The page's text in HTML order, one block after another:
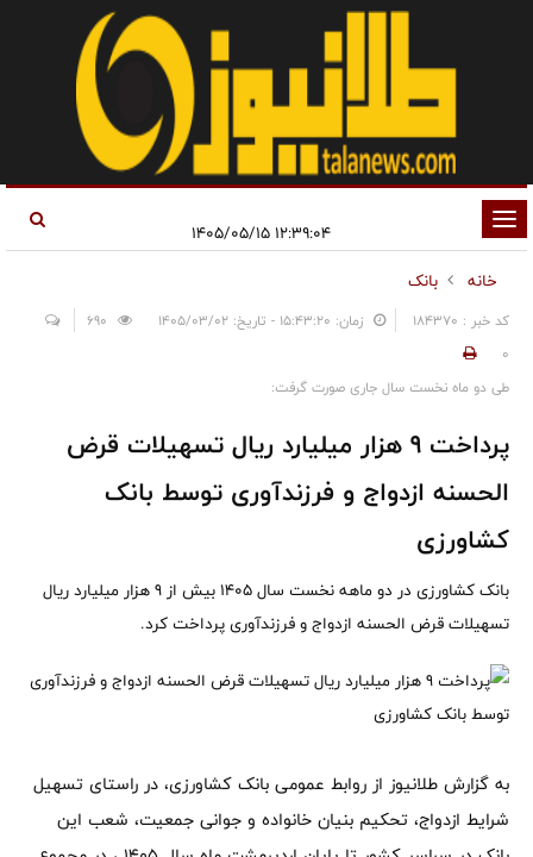
تغییر
وضعیت
ناوبری
خانه
بانک
کد خبر : 184370 زمان: ۱۵:۴۳:۲۰ - تاریخ: ۱۴۰۵/۰۳/۰۲
0
طی دو ماه نخست سال جاری صورت گرفت:
پرداخت 9 هزار میلیارد ریال تسهیلات قرض
الحسنه ازدواج و فرزندآوری توسط بانک
کشاورزی
بانک کشاورزی در دو ماهه نخست سال 1405 بیش از 9 هزار میلیارد ریال
تسهیلات قرض الحسنه ازدواج و فرزندآوری پرداخت کرد.
به گزارش طلانیوز از روابط عمومی بانک کشاورزی، در راستای تسهیل
شرایط ازدواج، تحکیم بنیان خانواده و جوانی جمعیت، شعب این